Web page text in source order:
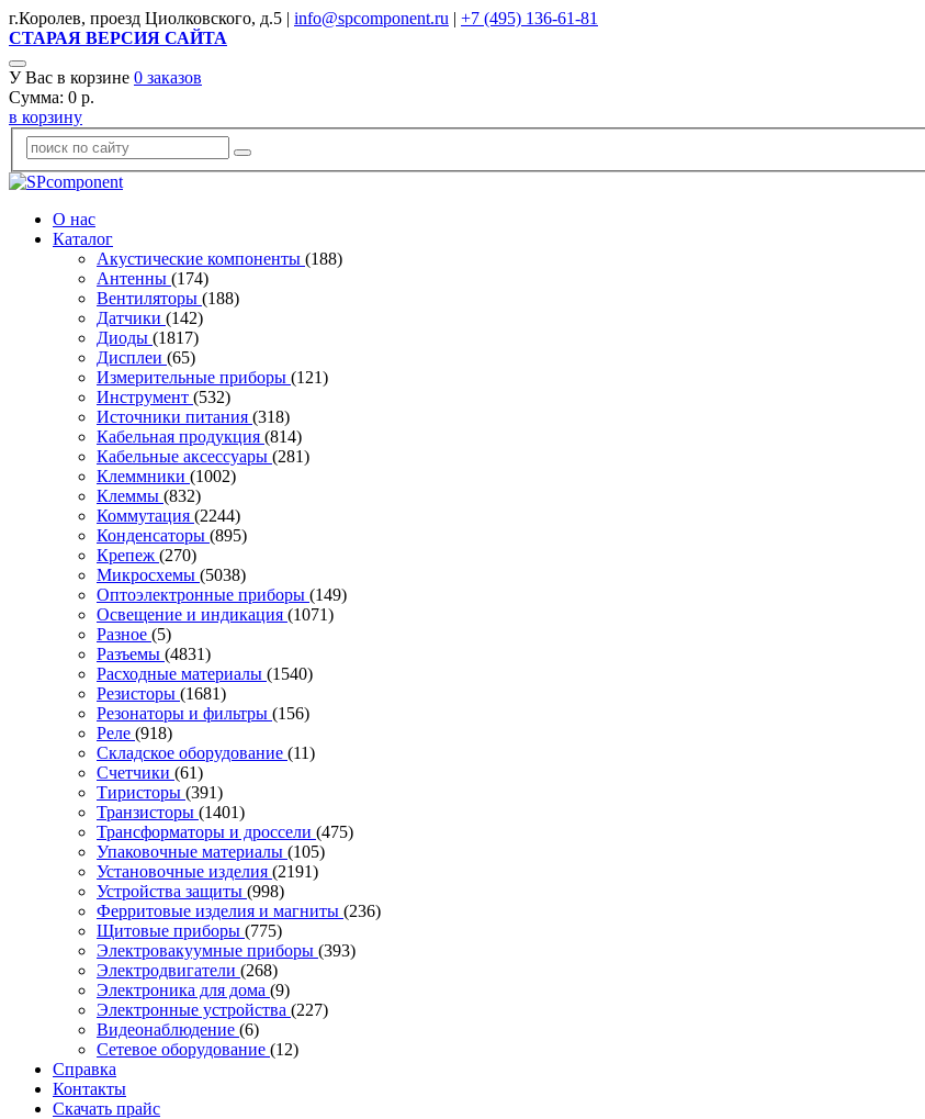
г.Королев, проезд Циолковского, д.5 | info@spcomponent.ru | +7 (495) 136-61-81
СТАРАЯ ВЕРСИЯ САЙТА
У Вас в корзине 0 заказов
Сумма: 0 р.
в корзину
О нас
Каталог
Акустические компоненты (188)
Антенны (174)
Вентиляторы (188)
Датчики (142)
Диоды (1817)
Дисплеи (65)
Измерительные приборы (121)
Инструмент (532)
Источники питания (318)
Кабельная продукция (814)
Кабельные аксессуары (281)
Клеммники (1002)
Клеммы (832)
Коммутация (2244)
Конденсаторы (895)
Крепеж (270)
Микросхемы (5038)
Оптоэлектронные приборы (149)
Освещение и индикация (1071)
Разное (5)
Разъемы (4831)
Расходные материалы (1540)
Резисторы (1681)
Резонаторы и фильтры (156)
Реле (918)
Складское оборудование (11)
Счетчики (61)
Тиристоры (391)
Транзисторы (1401)
Трансформаторы и дроссели (475)
Упаковочные материалы (105)
Установочные изделия (2191)
Устройства защиты (998)
Ферритовые изделия и магниты (236)
Щитовые приборы (775)
Электровакуумные приборы (393)
Электродвигатели (268)
Электроника для дома (9)
Электронные устройства (227)
Видеонаблюдение (6)
Сетевое оборудование (12)
Справка
Контакты
Скачать прайс